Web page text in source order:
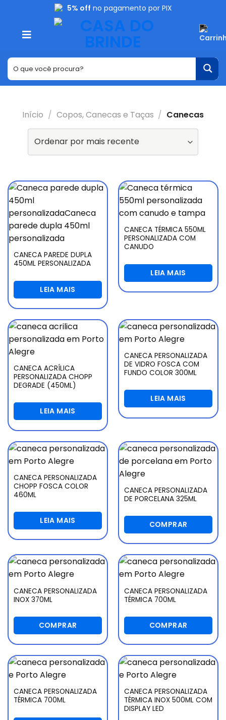
content
5% off no pagamento por PIX
Início / Copos, Canecas e Taças / Canecas
CANECA PAREDE DUPLA
450ML PERSONALIZADA
LEIA MAIS
CANECA TÉRMICA 550ML
PERSONALIZADA COM
CANUDO
LEIA MAIS
CANECA ACRÍLICA
PERSONALIZADA CHOPP
DEGRADE (450ML)
LEIA MAIS
CANECA PERSONALIZADA
DE VIDRO FOSCA COM
FUNDO COLOR 300ML
LEIA MAIS
CANECA PERSONALIZADA
CHOPP FOSCA COLOR
460ML
LEIA MAIS
CANECA PERSONALIZADA
DE PORCELANA 325ML
COMPRAR
CANECA PERSONALIZADA
INOX 370ML
COMPRAR
CANECA PERSONALIZADA
TÉRMICA 700ML
COMPRAR
CANECA PERSONALIZADA
TÉRMICA 700ML
CANECA PERSONALIZADA
TÉRMICA INOX 500ML COM
DISPLAY LED